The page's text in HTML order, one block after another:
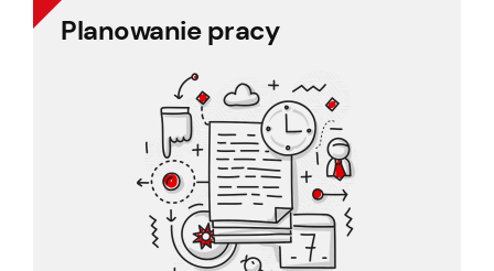
Planowanie pracyPlanowanie pracy
Proste planowanie w godzinach pracy, zgodnie